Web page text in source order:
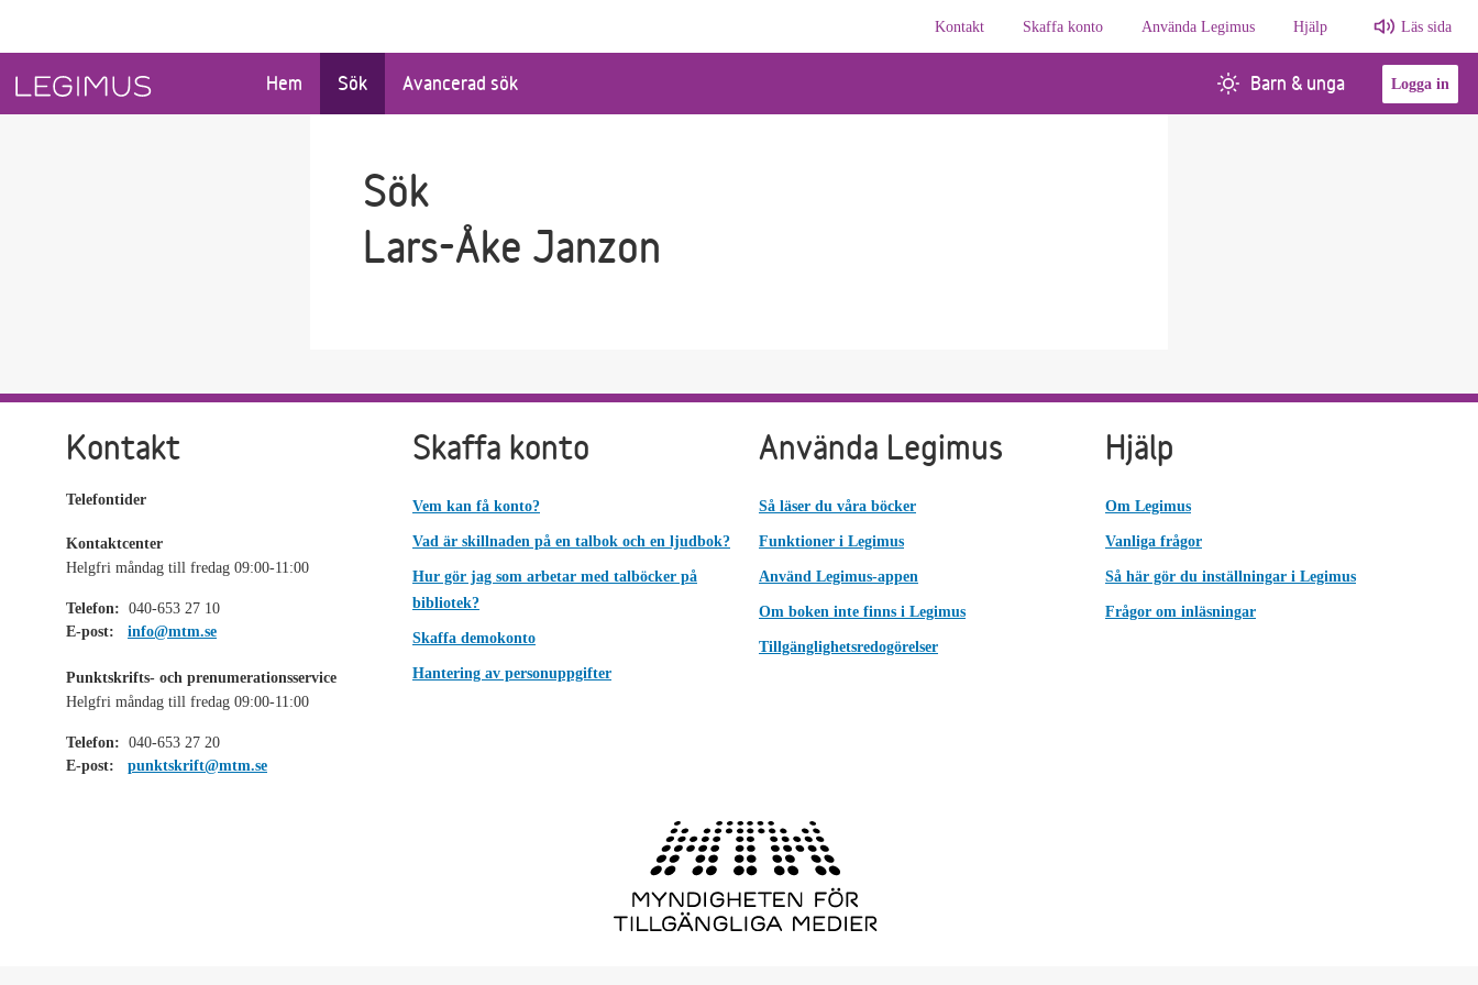
Kontakt
Skaffa konto Använda Legimus Hjälp Läs sida
Hem Sök Avancerad sök Barn & unga Logga in
Sök
Lars-Åke Janzon
Kontakt
Telefontider
Kontaktcenter
Helgfri måndag till fredag 09:00-11:00
Telefon: 040-653 27 10
E-post:
info@mtm.se
Punktskrifts- och prenumerationsservice
Helgfri måndag till fredag 09:00-11:00
Telefon: 040-653 27 20
E-post:
punktskrift@mtm.se
Skaffa konto
Vem kan få konto?
Vad är skillnaden på en talbok och en ljudbok?
Hur gör jag som arbetar med talböcker på
bibliotek?
Skaffa demokonto
Hantering av personuppgifter
Använda Legimus
Så läser du våra böcker
Funktioner i Legimus
Använd Legimus-appen
Om boken inte finns i Legimus
Tillgänglighetsredogörelser
Hjälp
Om Legimus
Vanliga frågor
Så här gör du inställningar i Legimus
Frågor om inläsningar